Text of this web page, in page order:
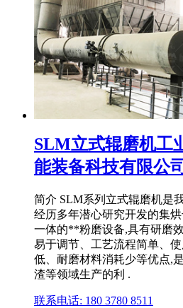
SLM立式辊磨机工
能装备科技有限公司
简介 SLM系列立式辊磨机是
经历多年潜心研究开发的集
一体的**粉磨设备,具有研磨
易于调节、工艺流程简单、
低、耐磨材料消耗少等优点,
渣等领域生产的利 .
联系电话: 180 3780 8511